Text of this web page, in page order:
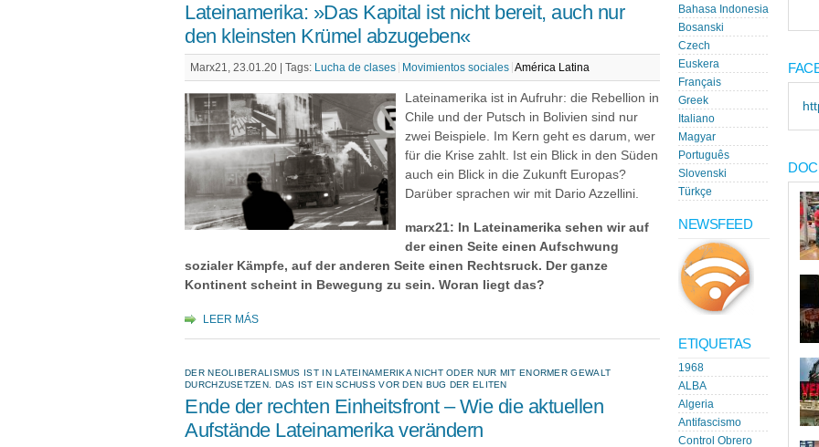
Lateinamerika: »Das Kapital ist nicht bereit, auch nur
den kleinsten Krümel abzugeben«
Marx21, 23.01.20 | Tags: Lucha de clases Movimientos sociales América Latina
Lateinamerika ist in Aufruhr: die Rebellion in
Chile und der Putsch in Bolivien sind nur
zwei Beispiele. Im Kern geht es darum, wer
für die Krise zahlt. Ist ein Blick in den Süden
auch ein Blick in die Zukunft Europas?
Darüber sprachen wir mit Dario Azzellini.
marx21: In Lateinamerika sehen wir auf
der einen Seite einen Aufschwung
sozialer Kämpfe, auf der anderen Seite einen Rechtsruck. Der ganze
Kontinent scheint in Bewegung zu sein. Woran liegt das?
LEER MÁS
DER NEOLIBERALISMUS IST IN LATEINAMERIKA NICHT ODER NUR MIT ENORMER GEWALT
DURCHZUSETZEN. DAS IST EIN SCHUSS VOR DEN BUG DER ELITEN
Ende der rechten Einheitsfront ‒ Wie die aktuellen
Aufstände Lateinamerika verändern
Bahasa Indonesia
Bosanski
Czech
Euskera
Français
Greek
Italiano
Magyar
Português
Slovenski
Türkçe
NEWSFEED
ETIQUETAS
1968
ALBA
Algeria
Antifascismo
Control Obrero